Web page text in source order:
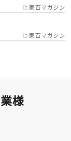
家百マガジン
家百マガジン
様